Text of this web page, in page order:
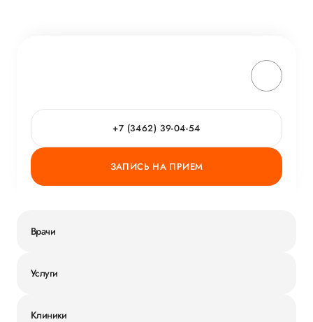
+7 (3462) 39-04-54
ЗАПИСЬ НА ПРИЕМ
Врачи
Услуги
Клиники